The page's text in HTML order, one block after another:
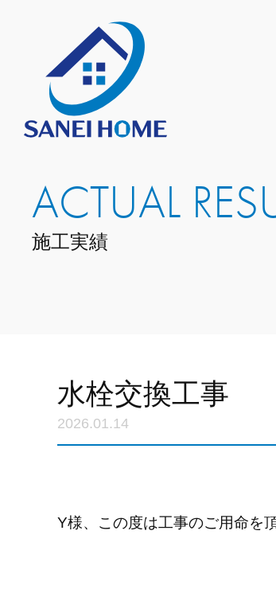
ACTUAL
施工実績
水栓交換工事
2026.01.14
Y様、この度は工事のご用命を